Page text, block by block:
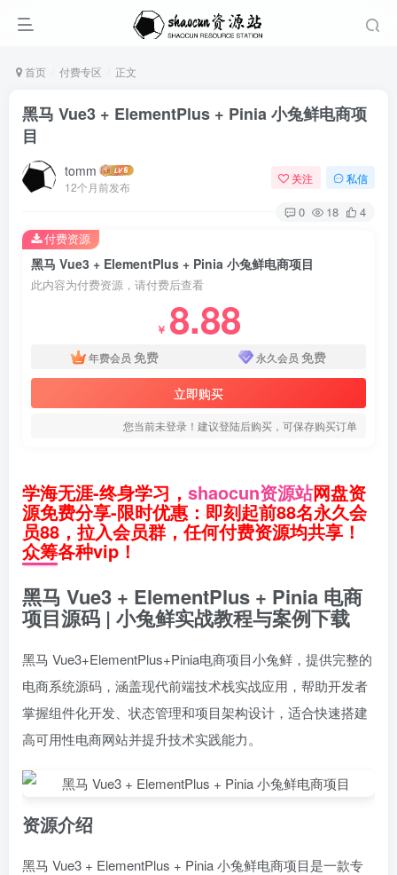
首页 付费专区 正文
黑马 Vue3 + ElementPlus + Pinia 小兔鲜电商项
目
tomm
12个月前发布
关注 私信
0 18 4
黑马 Vue3 + ElementPlus + Pinia 小兔鲜电商项目
此内容为付费资源，请付费后查看
￥ 8.88
年费会员 免费 永久会员 免费
立即购买
您当前未登录！建议登陆后购买，可保存购买订单
付费资源
学海无涯-终身学习， shaocun资源站网盘资
源免费分享-限时优惠：即刻起前88名永久会
员88，拉入会员群，任何付费资源均共享！
众筹各种vip！
黑马 Vue3 + ElementPlus + Pinia 电商
项目源码 | 小兔鲜实战教程与案例下载
黑马 Vue3+ElementPlus+Pinia电商项目小兔鲜，提供完整的
电商系统源码，涵盖现代前端技术栈实战应用，帮助开发者
掌握组件化开发、状态管理和项目架构设计，适合快速搭建
高可用性电商网站并提升技术实践能力。
资源介绍
黑马 Vue3 + ElementPlus + Pinia 小兔鲜电商项目是一款专